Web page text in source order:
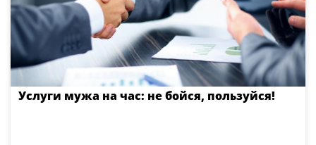
Услуги мужа на час: не бойся, пользуйся!